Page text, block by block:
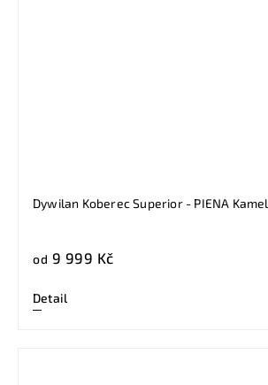
Dywilan Koberec Superior - PIENA Kamel
od 9 999 Kč
Detail